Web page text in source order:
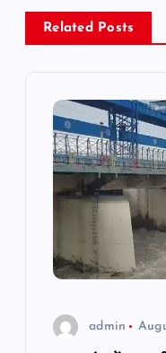
v
Related Posts
admin